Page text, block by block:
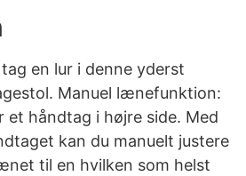
en lur i denne yderst
Manuel lænefunktion:
håndtag i højre side. Med
kan du manuelt justere
til en hvilken som helst